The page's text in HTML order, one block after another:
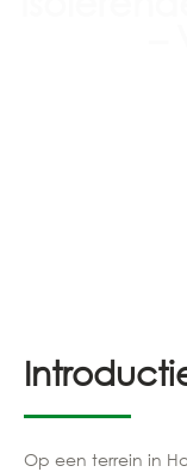
Op een terrein in